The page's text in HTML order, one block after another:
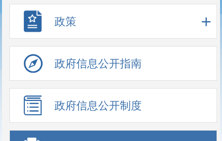
政策
政府信息公开指南
政府信息公开制度